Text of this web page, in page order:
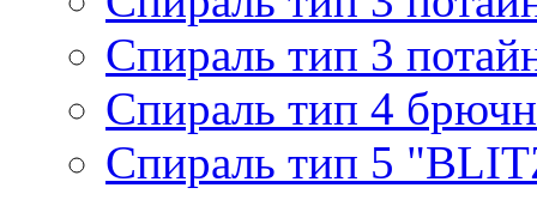
Спираль тип 3
Спираль тип 4
Спираль тип 5